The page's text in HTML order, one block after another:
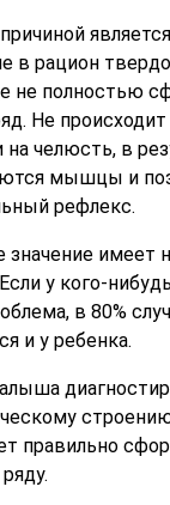
в рацион
не полностью
Не
челюсть, в
мышцы и
рефлекс.
значение имеет
у кого-
в 80%
и у ребенка.
правильно